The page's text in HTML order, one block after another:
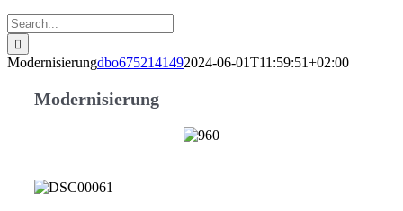
Search
for:
Modernisierungdbo6752141492024-06-01T11:59:51+02:00
Modernisierung